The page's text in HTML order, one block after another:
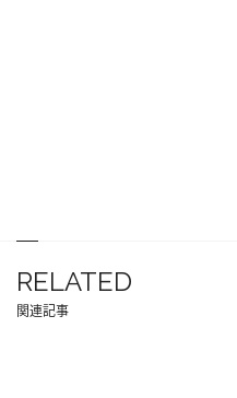
RELATED
関連記事